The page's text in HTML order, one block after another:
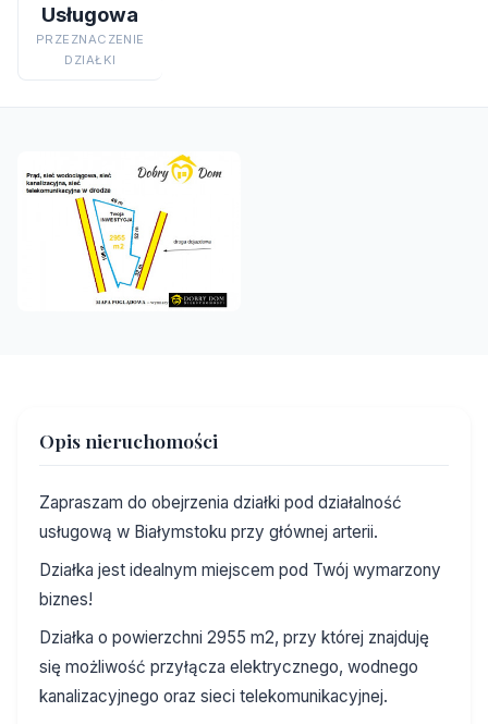
Usługowa
PRZEZNACZENIE
DZIAŁKI
Opis nieruchomości
Zapraszam do obejrzenia działki pod działalność
usługową w Białymstoku przy głównej arterii.
Działka jest idealnym miejscem pod Twój wymarzony
biznes!
Działka o powierzchni 2955 m2, przy której znajduję
się możliwość przyłącza elektrycznego, wodnego
kanalizacyjnego oraz sieci telekomunikacyjnej.